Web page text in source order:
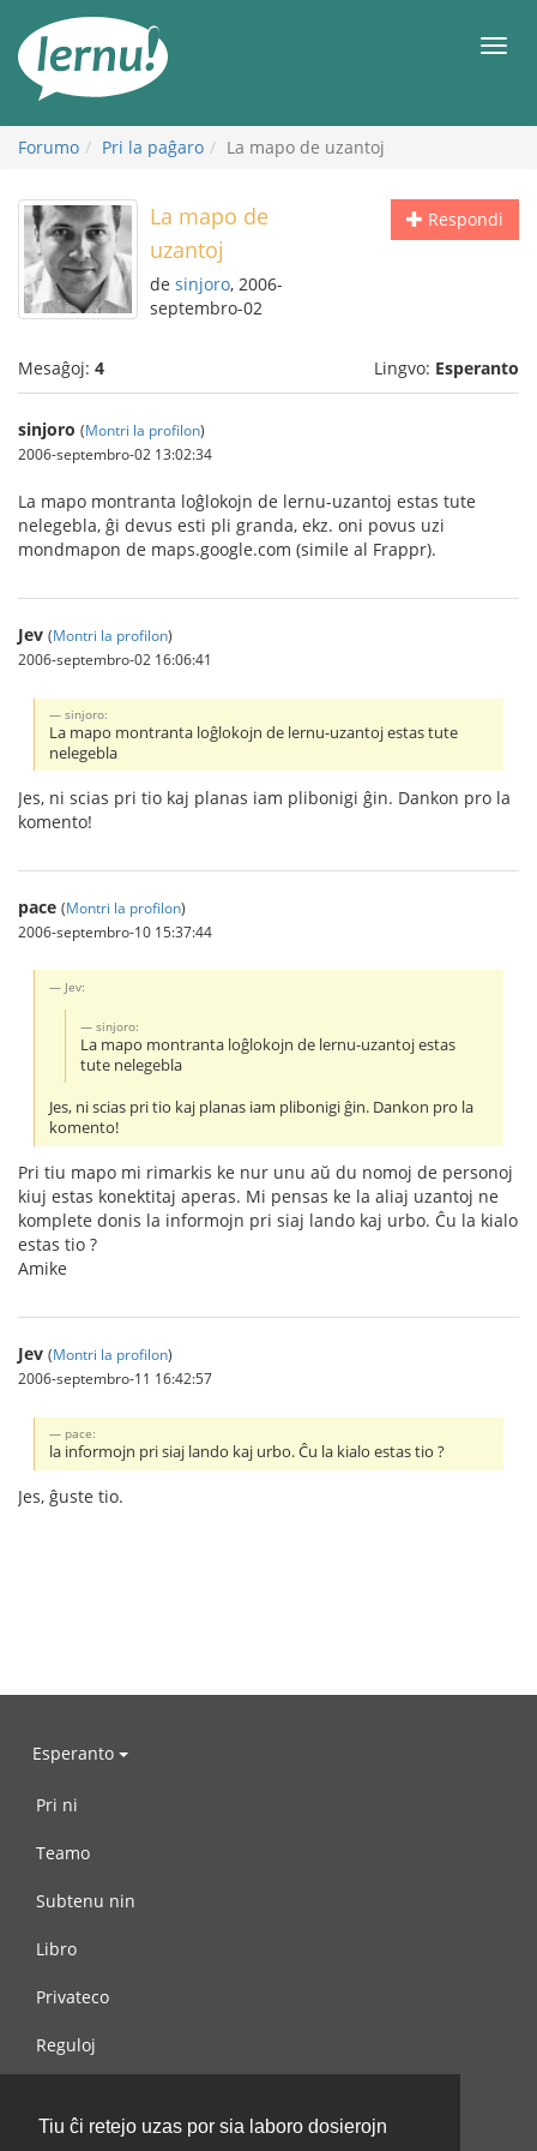
Tiu ĉi retejo uzas por sia laboro dosierojn
enhavo
Forumo Pri la paĝaro La mapo de uzantoj
Respondi
La mapo de
uzantoj
de sinjoro, 2006-
septembro-02
Mesaĝoj: 4 Lingvo: Esperanto
sinjoro (Montri la profilon)
2006-septembro-02 13:02:34
La mapo montranta loĝlokojn de lernu-uzantoj estas tute
nelegebla, ĝi devus esti pli granda, ekz. oni povus uzi
mondmapon de maps.google.com (simile al Frappr).
Jev (Montri la profilon)
2006-septembro-02 16:06:41
sinjoro:
La mapo montranta loĝlokojn de lernu-uzantoj estas tute
nelegebla
Jes, ni scias pri tio kaj planas iam plibonigi ĝin. Dankon pro la
komento!
pace (Montri la profilon)
2006-septembro-10 15:37:44
Jev:
sinjoro:
La mapo montranta loĝlokojn de lernu-uzantoj estas
tute nelegebla
Jes, ni scias pri tio kaj planas iam plibonigi ĝin. Dankon pro la
komento!
Pri tiu mapo mi rimarkis ke nur unu aŭ du nomoj de personoj
kiuj estas konektitaj aperas. Mi pensas ke la aliaj uzantoj ne
komplete donis la informojn pri siaj lando kaj urbo. Ĉu la kialo
estas tio ?
Amike
Jev (Montri la profilon)
2006-septembro-11 16:42:57
pace:
la informojn pri siaj lando kaj urbo. Ĉu la kialo estas tio ?
Jes, ĝuste tio.
Esperanto
Pri ni
Teamo
Subtenu nin
Libro
Privateco
Reguloj